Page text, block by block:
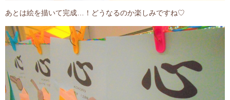
あとは絵を描いて完成…！どうなるのか楽しみですね♡